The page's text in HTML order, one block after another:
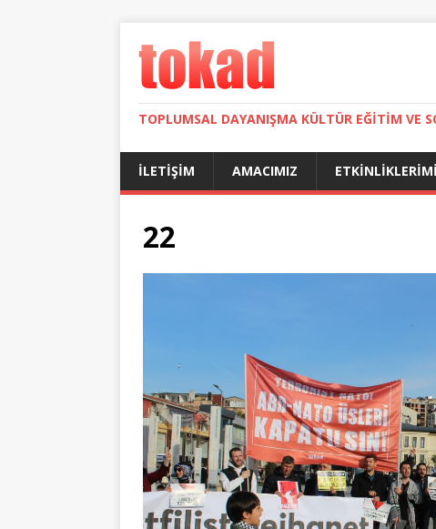
TOPLUMSAL DAYANIŞMA KÜLTÜR EĞITIM VE
İLETIŞIM AMACIMIZ
22